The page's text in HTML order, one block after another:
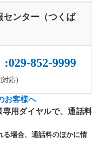
センター（つくば
852-9999
対応)
お客様へ
用ダイヤルで、通話料
場合、通話料のほかに情